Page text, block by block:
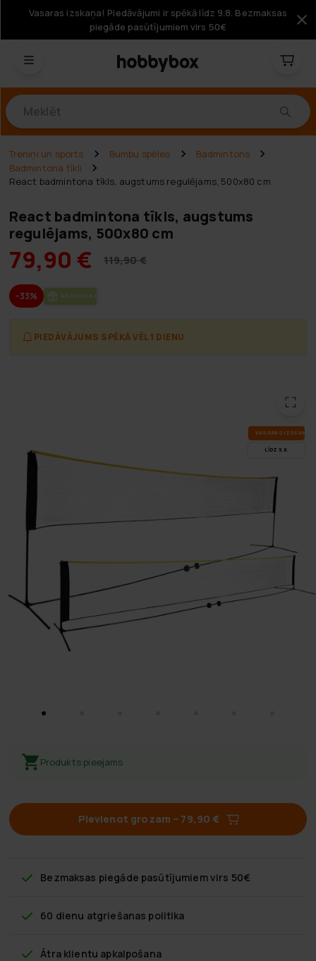
Vasaras izskaņa! Piedāvājumi ir spēkā līdz 9.8. Bezmaksas
piegāde pasūtījumiem virs 50€
Treniņi un sports Bumbu spēles
Badmintons
Badmintona tīkli
React badmintona tīkls, augstums regulējams, 500x80 cm
React badmintona tīkls, augstums
regulējams, 500x80 cm
79,90 € 119,90 €
-33% BEZ­MAK­SAS PIE­GĀ­DE
PIEDĀVĀJUMS SPĒKĀ VĒL 1 DIENU
VA­SA­RAS IZ­SKA­ŅA
LĪDZ 9.8.
Produkts pieejams
Pievienot grozam – 79,90 €
Bezmaksas piegāde pasūtījumiem virs 50€
60 dienu atgriešanas politika
Ātra klientu apkalpošana